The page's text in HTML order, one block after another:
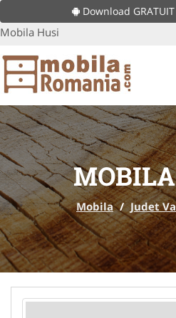
Download
Mobila Husi
Mobila / Judet